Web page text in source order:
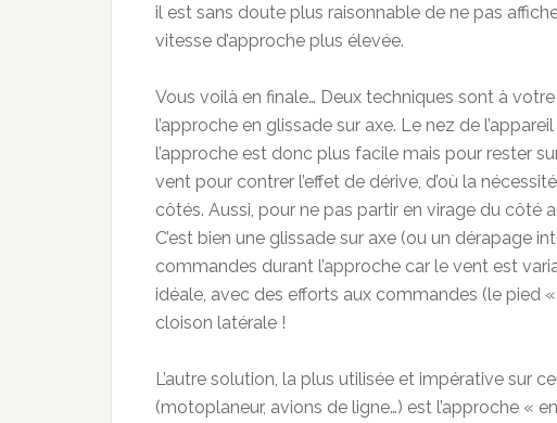
il est sans doute plus raisonnable de ne pas
vitesse d’approche plus élevée.
Vous voilà en finale… Deux techniques sont à
l’approche en glissade sur axe. Le nez de
l’approche est donc plus facile mais pour rester
vent pour contrer l’effet de dérive, d’où la
côtés. Aussi, pour ne pas partir en virage du côté
C’est bien une glissade sur axe (ou un dérapage
commandes durant l’approche car le vent est
idéale, avec des efforts aux commandes (le pied
cloison latérale !
L’autre solution, la plus utilisée et impérative sur
(motoplaneur, avions de ligne…) est l’approche «